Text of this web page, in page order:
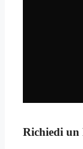
Richiedi un